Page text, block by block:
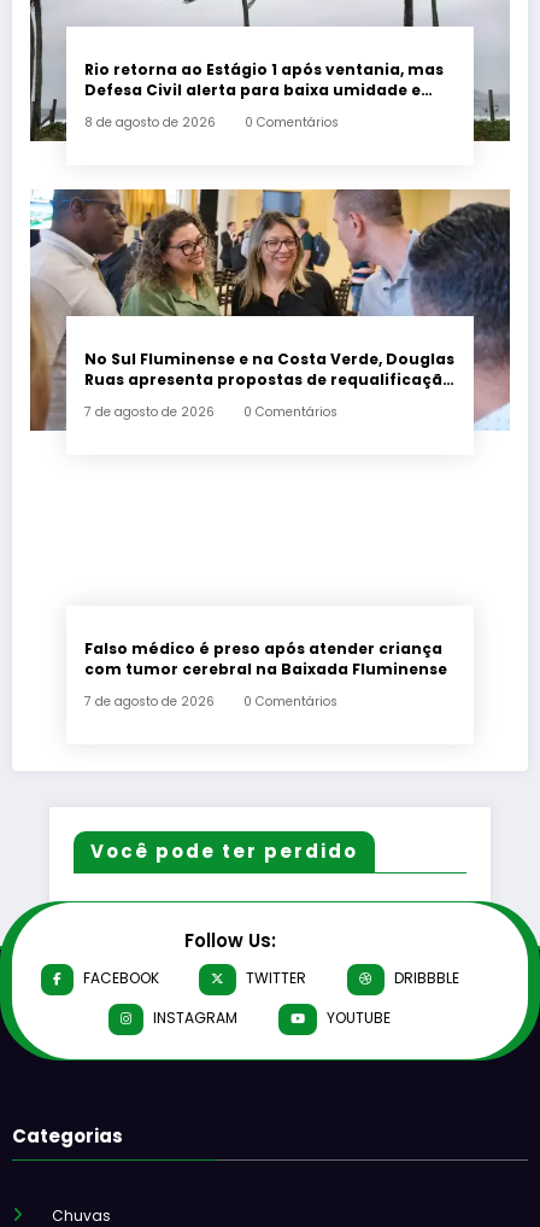
Rio retorna ao Estágio 1 após ventania, mas
Defesa Civil alerta para baixa umidade e
8 de agosto de 2026 0 Comentários
No Sul Fluminense e na Costa Verde, Douglas
Ruas apresenta propostas de requalificação
7 de agosto de 2026 0 Comentários
Falso médico é preso após atender criança
com tumor cerebral na Baixada Fluminense
7 de agosto de 2026 0 Comentários
Você pode ter perdido
Follow Us:
FACEBOOK TWITTER
DRIBBBLE
INSTAGRAM
YOUTUBE
Categorias
Chuvas